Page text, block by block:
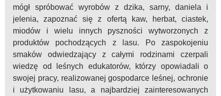
mógł spróbować wyrobów z dzika, sarny, daniela i
jelenia, zapoznać się z ofertą kaw, herbat, ciastek,
miodów i wielu innych pyszności wytworzonych z
produktów pochodzących z lasu. Po zaspokojeniu
smaków odwiedzający z całymi rodzinami czerpali
wiedzę od leśnych edukatorów, którzy opowiadali o
swojej pracy, realizowanej gospodarce leśnej, ochronie
i użytkowaniu lasu, a najbardziej zainteresowanych